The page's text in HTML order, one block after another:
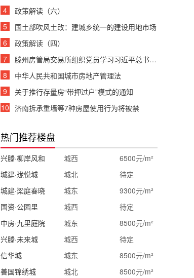
4
政策解读（六）
5
国土部吹风土改：建城乡统一的建设用地市场
6
政策解读（四）
7
滕州房管局交易所组织党员学习习近平总书记重要讲话
8
中华人民共和国城市房地产管理法
9
关于推行存量房“带押过户”模式的通知
10
济南拆承重墙等7种房屋使用行为将被禁
热门推荐楼盘
兴滕·柳岸风和 城西
6500元/m²
城建·珑悦城
城北
待定
城建·梁庭春晓
城东
9300元/m²
国资·公园里
城西
待定
中房·九里庭院
城东
8500元/m²
兴滕·未来城
城西
待定
信华城
城东
8500元/m²
善国锦绣城
城北 8500元/m²